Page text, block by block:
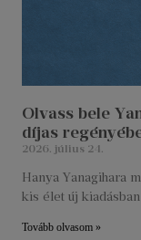
Olvass bele
díjas
2026. július 24.
Hanya Yanagihara
kis élet új
Tovább olvasom »